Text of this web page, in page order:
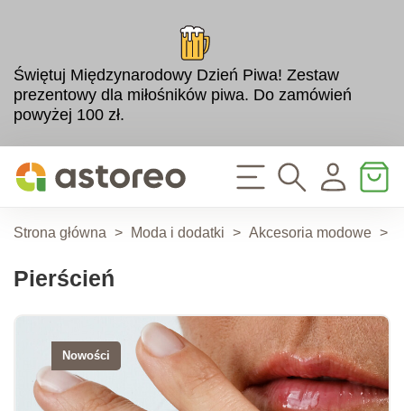
Świętuj Międzynarodowy Dzień Piwa! Zestaw
prezentowy dla miłośników piwa. Do zamówień
powyżej 100 zł.
Strona główna > Moda i dodatki > Akcesoria modowe >
Pierścień
Nowości